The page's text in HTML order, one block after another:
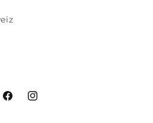
FacebookInstagram